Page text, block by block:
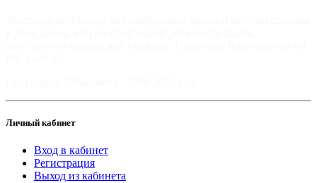
Личный кабинет
Вход в кабинет
Регистрация
Выход из кабинета